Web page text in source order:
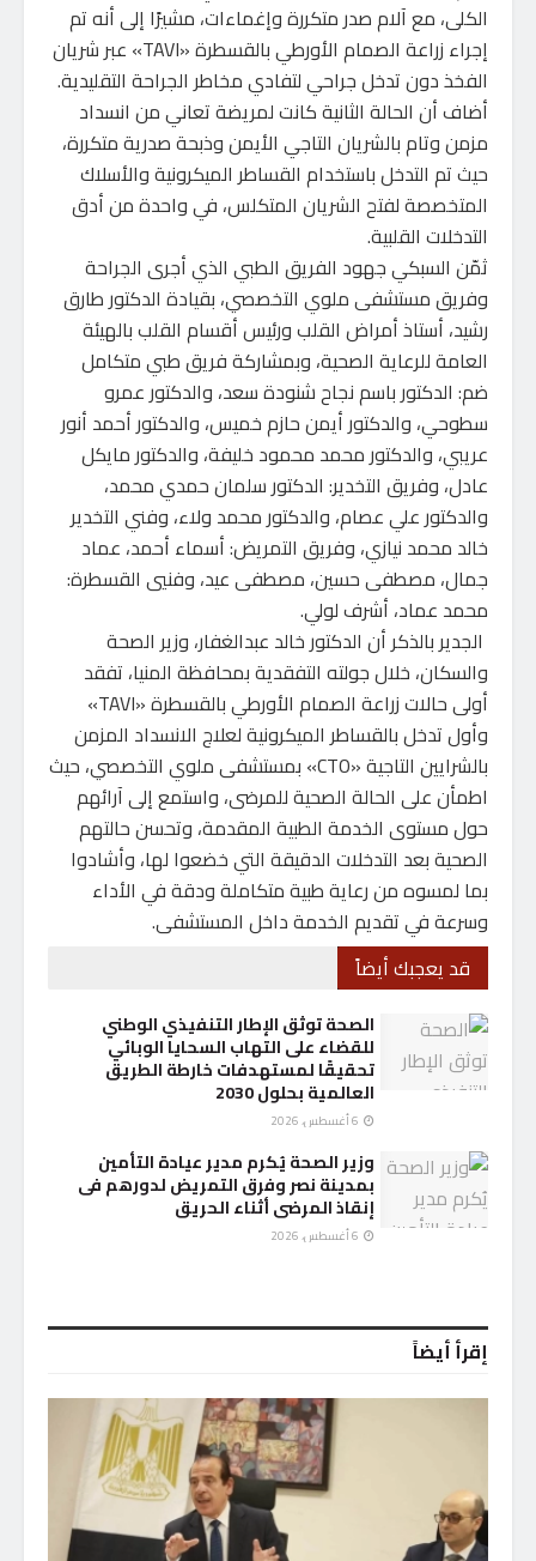
الكلى، مع آلام صدر متكررة وإغماءات، مشيرًا إلى أنه تم
إجراء زراعة الصمام الأورطي بالقسطرة «TAVI» عبر شريان
الفخذ دون تدخل جراحي لتفادي مخاطر الجراحة التقليدية.
أضاف أن الحالة الثانية كانت لمريضة تعاني من انسداد
مزمن وتام بالشريان التاجي الأيمن وذبحة صدرية متكررة،
حيث تم التدخل باستخدام القساطر الميكرونية والأسلاك
المتخصصة لفتح الشريان المتكلس، في واحدة من أدق
التدخلات القلبية.
ثمّن السبكي جهود الفريق الطبي الذي أجرى الجراحة
وفريق مستشفى ملوي التخصصي، بقيادة الدكتور طارق
رشيد، أستاذ أمراض القلب ورئيس أقسام القلب بالهيئة
العامة للرعاية الصحية، وبمشاركة فريق طبي متكامل
ضم: الدكتور باسم نجاح شنودة سعد، والدكتور عمرو
سطوحي، والدكتور أيمن حازم خميس، والدكتور أحمد أنور
عريبي، والدكتور محمد محمود خليفة، والدكتور مايكل
عادل، وفريق التخدير: الدكتور سلمان حمدي محمد،
والدكتور علي عصام، والدكتور محمد ولاء، وفني التخدير
خالد محمد نيازي، وفريق التمريض: أسماء أحمد، عماد
جمال، مصطفى حسين، مصطفى عيد، وفنيي القسطرة:
محمد عماد، أشرف لولي.
الجدير بالذكر أن الدكتور خالد عبدالغفار، وزير الصحة
والسكان، خلال جولته التفقدية بمحافظة المنيا، تفقد
أولى حالات زراعة الصمام الأورطي بالقسطرة «TAVI»
وأول تدخل بالقساطر الميكرونية لعلاج الانسداد المزمن
بالشرايين التاجية «CTO» بمستشفى ملوي التخصصي، حيث
اطمأن على الحالة الصحية للمرضى، واستمع إلى آرائهم
حول مستوى الخدمة الطبية المقدمة، وتحسن حالتهم
الصحية بعد التدخلات الدقيقة التي خضعوا لها، وأشادوا
بما لمسوه من رعاية طبية متكاملة ودقة في الأداء
وسرعة في تقديم الخدمة داخل المستشفى.
قد يعجبك أيضاً
الصحة توثق الإطار التنفيذي الوطني
للقضاء على التهاب السحايا الوبائي
تحقيقًا لمستهدفات خارطة الطريق
العالمية بحلول 2030
وزير الصحة يُكرم مدير عيادة التأمين
بمدينة نصر وفرق التمريض لدورهم فى
إنقاذ المرضى أثناء الحريق
إقرأ أيضاً